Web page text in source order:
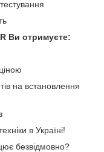
Ви отримуєте:
на встановлення
в Україні!
безвідмовно?